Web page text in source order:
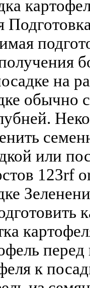
на
обычно
или
123rf
к